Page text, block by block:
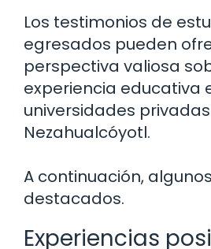
Los testimonios de
egresados pueden
perspectiva valiosa
experiencia educativa
universidades
Nezahualcóyotl.
A continuación,
destacados.
Experiencias